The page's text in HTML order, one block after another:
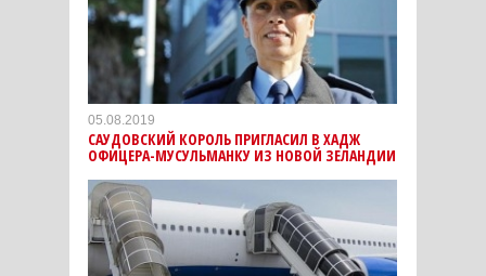
05.08.2019
САУДОВСКИЙ КОРОЛЬ ПРИГЛАСИЛ В ХАДЖ
ОФИЦЕРА-МУСУЛЬМАНКУ ИЗ НОВОЙ ЗЕЛАНДИИ